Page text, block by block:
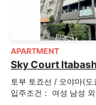
APARTMENT
Sky Court
토부 토죠선 / 오야마(도
입주조건： 여성 남성